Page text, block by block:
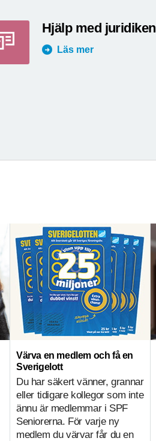
Hjälp med juridiken
Läs mer
Värva en medlem och få en
Sverigelott
Du har säkert vänner, grannar
eller tidigare kollegor som inte
ännu är medlemmar i SPF
Seniorerna. För varje ny
medlem du värvar får du en